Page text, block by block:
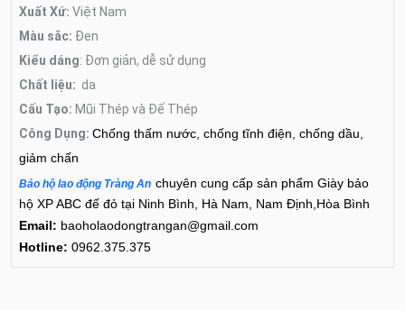
Xuất Xứ: Việt Nam
Màu sắc: Đen
Kiểu dáng: Đơn giản, dễ sử dụng
Chất liệu: da
Cấu Tạo: Mũi Thép và Đế Thép
Công Dụng: Chống thấm nước, chống tĩnh điện, chống dầu,
giảm chấn
Bảo hộ lao động Tràng An chuyên cung cấp sản phẩm Giày bảo
hộ XP ABC đế đỏ tại Ninh Bình, Hà Nam, Nam Định,Hòa Bình
Email: baoholaodongtrangan@gmail.com
Hotline: 0962.375.375